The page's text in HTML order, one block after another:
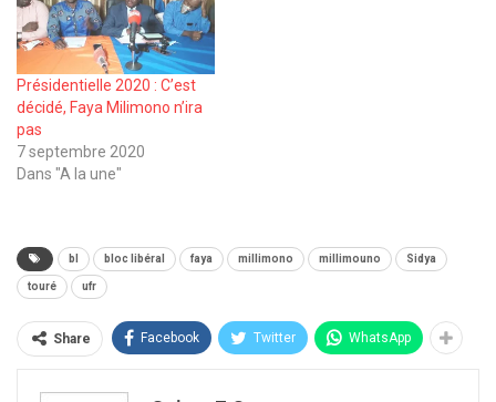
Présidentielle 2020 : C’est
décidé, Faya Milimono n’ira
pas
7 septembre 2020
Dans "A la une"
bl bloc libéral faya millimono millimouno Sidya
touré ufr
Share Facebook Twitter WhatsApp